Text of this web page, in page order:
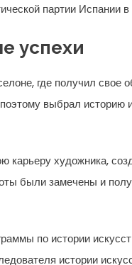
партии Испании в
успехи
где получил свое
выбрал историю
карьеру художника,
были замечены и
по истории
истории